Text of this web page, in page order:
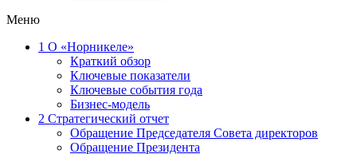
Меню
1 О «Норникеле»
Краткий обзор
Ключевые показатели
Ключевые события года
Бизнес-модель
2 Стратегический отчет
Обращение Председателя Совета директоров
Обращение Президента